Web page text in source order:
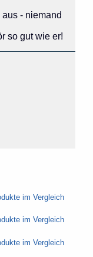
- niemand
so gut wie er!
im Vergleich
im Vergleich
im Vergleich